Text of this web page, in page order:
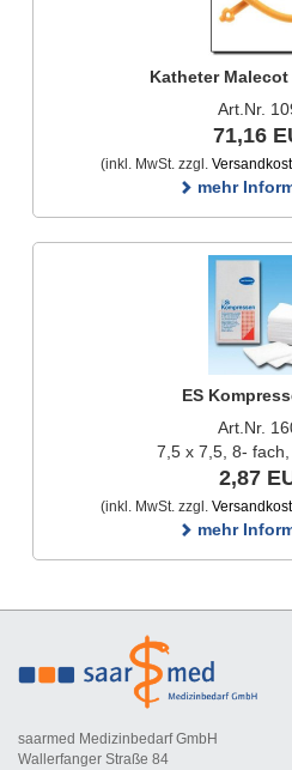
Katheter Malecot
Art.Nr.
71,16
(inkl. MwSt. zzgl.
mehr
ES
Art.Nr.
7,5 x 7,5, 8-
2,87
(inkl. MwSt. zzgl.
mehr
saarmed Medizinbedarf GmbH
Wallerfanger Straße 84